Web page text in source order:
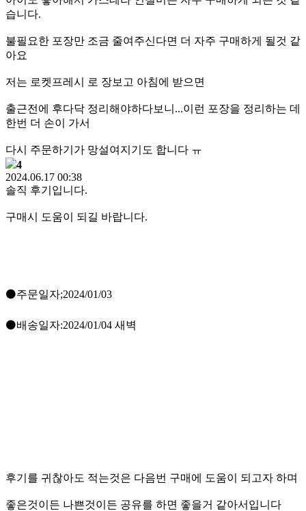
습니다.
불필요한 포장만 조금 줄여주신다면 더 자주 구매하게 될것 같
아요
저는 로켓프레시 로 장보고 아침에 받으면
출근전에 후다닥 정리해야하다보니...이런 포장을 정리하는 데
한번 더 손이 가서
다시 주문하기가 망설여지기도 합니다 ㅠ
4
2024.06.17 00:38
솔직 후기입니다.
구매시 도움이 되길 바랍니다.
⚫️주문일자;2024/01/03
⚫️배송일자:2024/01/04 새벽
후기를 귀찮아도 적는것은 다음번 구매에 도움이 되고자 하며
좋은것이든 나쁜것이든 공유를 하면 좋을거 같아서입니다